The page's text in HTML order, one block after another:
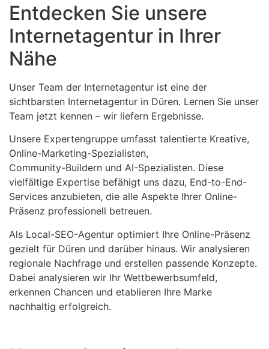
Entdecken Sie unsere
Internetagentur in Ihrer
Nähe
Unser Team der Internetagentur ist eine der
sichtbarsten Internetagentur in Düren. Lernen Sie unser
Team jetzt kennen – wir liefern Ergebnisse.
Unsere Expertengruppe umfasst talentierte Kreative,
Online-Marketing-Spezialisten,
Community-Buildern und AI-Spezialisten. Diese
vielfältige Expertise befähigt uns dazu, End-to-End-
Services anzubieten, die alle Aspekte Ihrer Online-
Präsenz professionell betreuen.
Als Local-SEO-Agentur optimiert Ihre Online-Präsenz
gezielt für Düren und darüber hinaus. Wir analysieren
regionale Nachfrage und erstellen passende Konzepte.
Dabei analysieren wir Ihr Wettbewerbsumfeld,
erkennen Chancen und etablieren Ihre Marke
nachhaltig erfolgreich.